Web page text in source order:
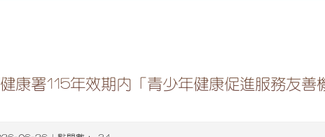
康署115年效期內「青少年健康促進服務友善